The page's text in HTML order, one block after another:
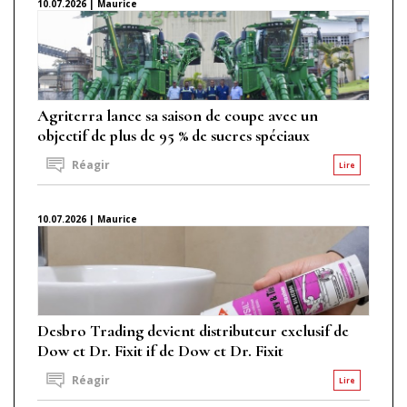
10.07.2026 | Maurice
Agriterra lance sa saison de coupe avec un
objectif de plus de 95 % de sucres spéciaux
Lire
Réagir
10.07.2026 | Maurice
Desbro Trading devient distributeur exclusif de
Dow et Dr. Fixit if de Dow et Dr. Fixit
Lire
Réagir